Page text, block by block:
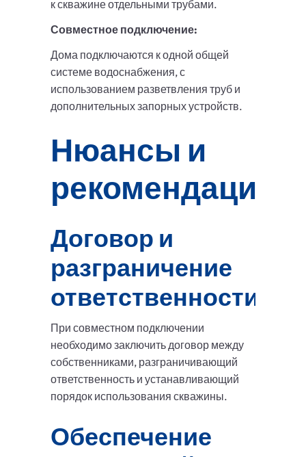
к скважине отдельными трубами.
Совместное подключение:
Дома подключаются к одной общей
системе водоснабжения, с
использованием разветвления труб и
дополнительных запорных устройств.
Нюансы и
рекомендации
Договор и
разграничение
ответственности
При совместном подключении
необходимо заключить договор между
собственниками, разграничивающий
ответственность и устанавливающий
порядок использования скважины.
Обеспечение